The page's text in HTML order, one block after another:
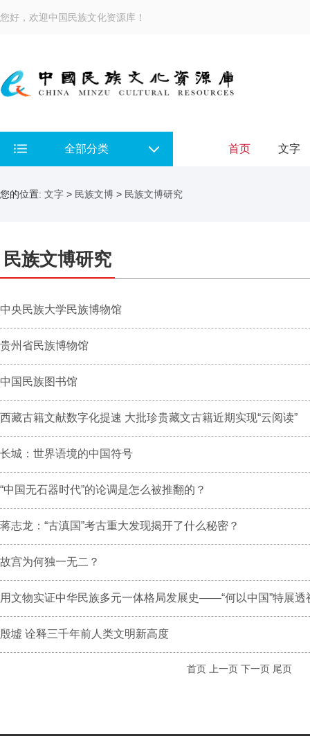
您好，欢迎中国民族文化资源库！
全部分类 首页 文字
您的位置: 文字 > 民族文博 > 民族文博研究
民族文博研究
中央民族大学民族博物馆
贵州省民族博物馆
中国民族图书馆
西藏古籍文献数字化提速 大批珍贵藏文古籍近期实现“云阅读”
长城：世界语境的中国符号
“中国无石器时代”的论调是怎么被推翻的？
蒋志龙：“古滇国”考古重大发现揭开了什么秘密？
故宫为何独一无二？
用文物实证中华民族多元一体格局发展史——“何以中国”特展透
殷墟 诠释三千年前人类文明新高度
首页 上一页 下一页 尾页